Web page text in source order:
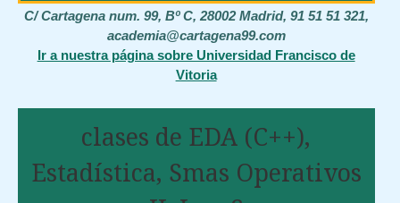
C/ Cartagena num. 99, Bº C, 28002 Madrid, 91 51 51 321,
academia@cartagena99.com
Ir a nuestra página sobre Universidad Francisco de
Vitoria
clases de EDA (C++),
Estadística, Smas Operativos